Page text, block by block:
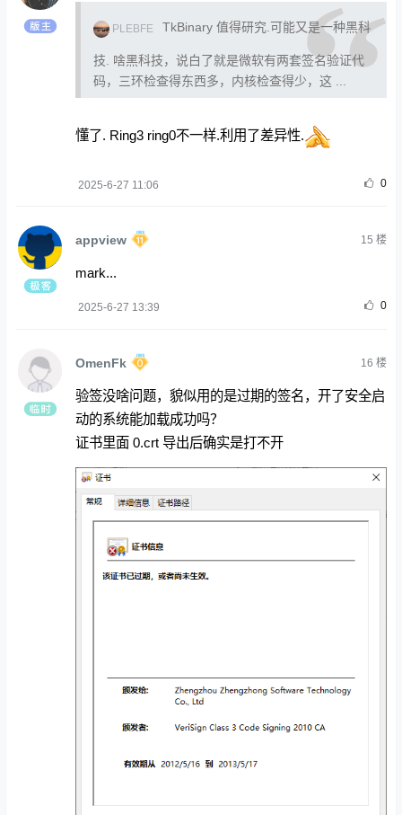
PLEBFE TkBinary 值得研究.可能又是一种黑科
技. 啥黑科技，说白了就是微软有两套签名验证代
码，三环检查得东西多，内核检查得少，这 ...
懂了. Ring3 ring0不一样.利用了差异性.
2025-6-27 11:06 0
appview 15 楼
mark...
2025-6-27 13:39 0
OmenFk 16 楼
验签没啥问题，貌似用的是过期的签名，开了安全启
动的系统能加载成功吗？
证书里面 0.crt 导出后确实是打不开